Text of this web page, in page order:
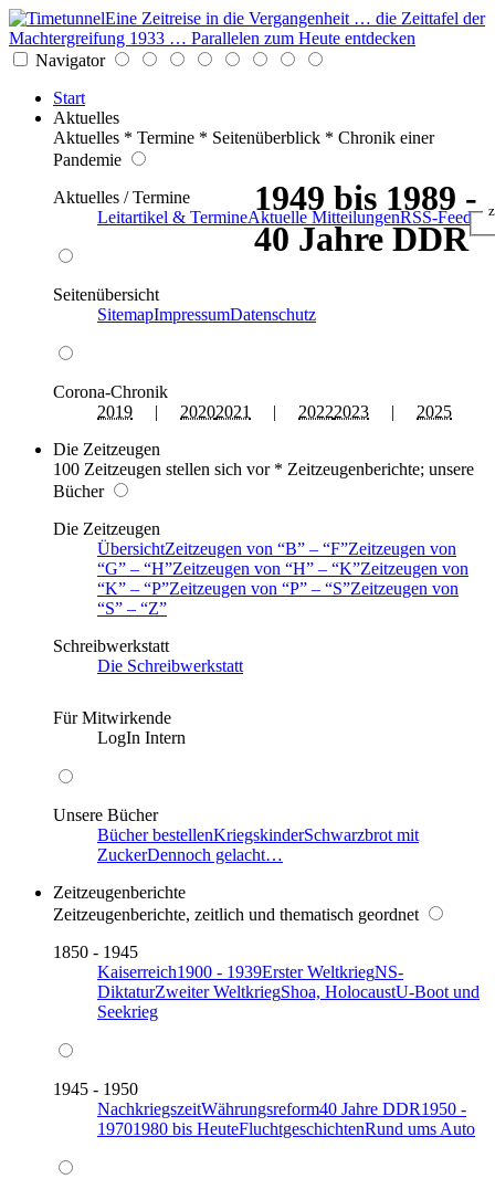
Eine Zeitreise in die Vergangenheit … die Zeittafel der
Machtergreifung 1933 … Parallelen zum Heute entdecken
Navigator
Start
Aktuelles
Aktuelles * Termine * Seitenüberblick * Chronik einer
Pandemie
Aktuelles / Termine
Leitartikel & TermineAktuelle MitteilungenRSS-Feed
Seitenübersicht
SitemapImpressumDatenschutz
Corona-Chronik
2019 | 20202021 | 20222023 | 2025
Die Zeitzeugen
100 Zeitzeugen stellen sich vor * Zeitzeugenberichte; unsere
Bücher
Die Zeitzeugen
ÜbersichtZeitzeugen von B – F Zeitzeugen von
G
– H Zeitzeugen von H – K Zeitzeugen von
K
– P Zeitzeugen von P – S Zeitzeugen von
S
–
Z
Schreibwerkstatt
Die Schreibwerkstatt
Für Mitwirkende
LogIn Intern
Unsere Bücher
Bücher bestellenKriegskinderSchwarzbrot mit
ZuckerDennoch gelacht…
Zeitzeugenberichte
Zeitzeugenberichte, zeitlich und thematisch geordnet
1850 - 1945
Kaiserreich1900 - 1939Erster WeltkriegNS-
DiktaturZweiter WeltkriegShoa, HolocaustU-Boot und
Seekrieg
1945 - 1950
NachkriegszeitWährungsreform40 Jahre DDR1950 -
19701980 bis HeuteFluchtgeschichtenRund ums Auto
1949 bis 1989 -
40 Jahre DDR